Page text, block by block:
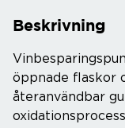
Beskrivning
öppnade flaskor
återanvändbar